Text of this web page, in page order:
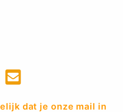
dat je onze mail in